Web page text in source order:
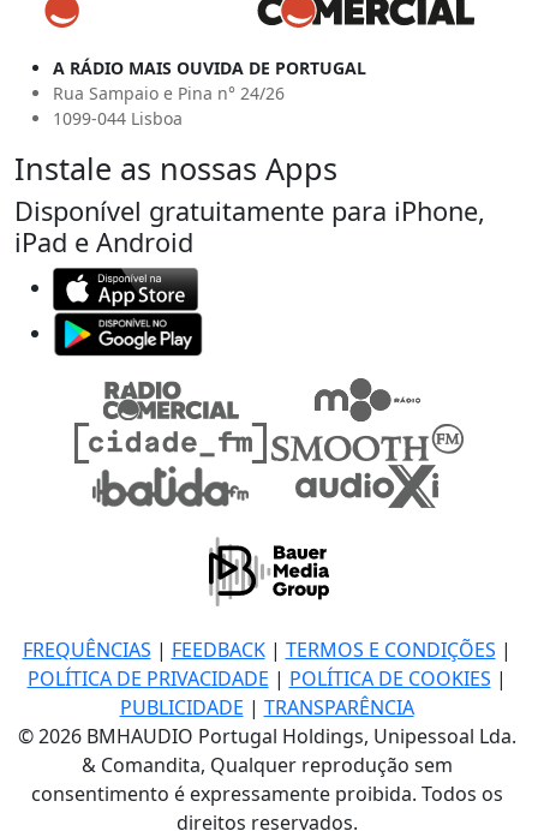
A RÁDIO MAIS OUVIDA DE PORTUGAL
Rua Sampaio e Pina n° 24/26
1099-044 Lisboa
Instale as nossas Apps
Disponível gratuitamente para iPhone,
iPad e Android
FREQUÊNCIAS | FEEDBACK| TERMOS E CONDIÇÕES |
POLÍTICA DE PRIVACIDADE | POLÍTICA DE COOKIES |
PUBLICIDADE | TRANSPARÊNCIA
© 2026 BMHAUDIO Portugal Holdings, Unipessoal Lda.
& Comandita, Qualquer reprodução sem
consentimento é expressamente proibida. Todos os
direitos reservados.